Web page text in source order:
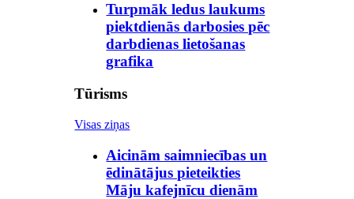
Turpmāk ledus laukums
piektdienās darbosies pēc
darbdienas lietošanas
grafika
Tūrisms
Visas ziņas
Aicinām saimniecības un
ēdinātājus pieteikties
Māju kafejnīcu dienām